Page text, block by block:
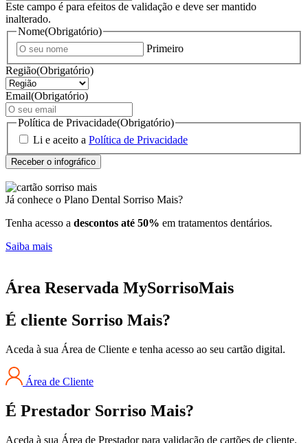
Este campo é para efeitos de validação e deve ser mantido
inalterado.
Nome(Obrigatório)
Primeiro
Região(Obrigatório)
Email(Obrigatório)
Política de Privacidade(Obrigatório)
Li e aceito a Política de Privacidade
Já conhece o Plano Dental Sorriso Mais?
Tenha acesso a descontos até 50% em tratamentos dentários.
Saiba mais
Área Reservada MySorrisoMais
É cliente Sorriso Mais?
Aceda à sua Área de Cliente e tenha acesso ao seu cartão digital.
Área de Cliente
É Prestador Sorriso Mais?
Aceda à sua Área de Prestador para validação de cartões de cliente.